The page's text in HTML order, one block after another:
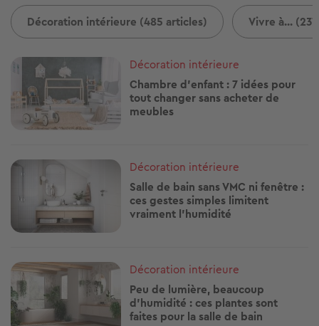
Décoration intérieure (485 articles) Vivre à...
Image
Décoration intérieure
Chambre d’enfant : 7 idées pour
tout changer sans acheter de
meubles
Image
Décoration intérieure
Salle de bain sans VMC ni fenêtre :
ces gestes simples limitent
vraiment l’humidité
Image
Décoration intérieure
Peu de lumière, beaucoup
d’humidité : ces plantes sont
faites pour la salle de bain